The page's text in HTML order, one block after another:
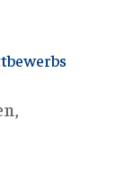
,